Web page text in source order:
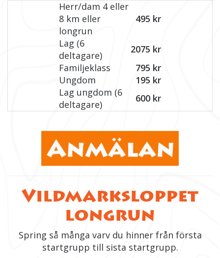
Herr/dam 4 eller
8 km eller
longrun
495 kr
Lag (6
deltagare)
2075 kr
Familjeklass
795 kr
Ungdom
195 kr
Lag ungdom (6
deltagare)
600 kr
Vildmarksloppet
longrun
Spring så många varv du hinner från första
startgrupp till sista startgrupp.